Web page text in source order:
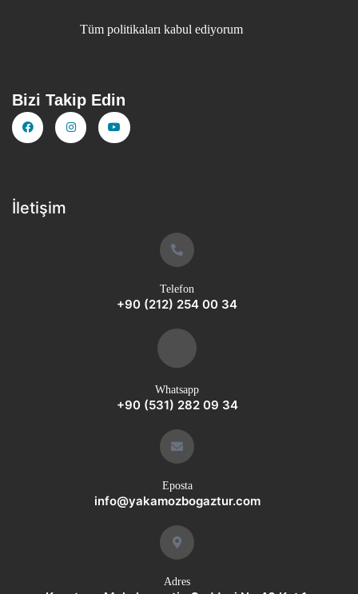
Tüm politikaları kabul ediyorum
Bizi Takip Edin
İletişim
Telefon
+90 (212) 254 00 34
Whatsapp
+90 (531) 282 09 34
Eposta
info@yakamozbogaztur.com
Adres